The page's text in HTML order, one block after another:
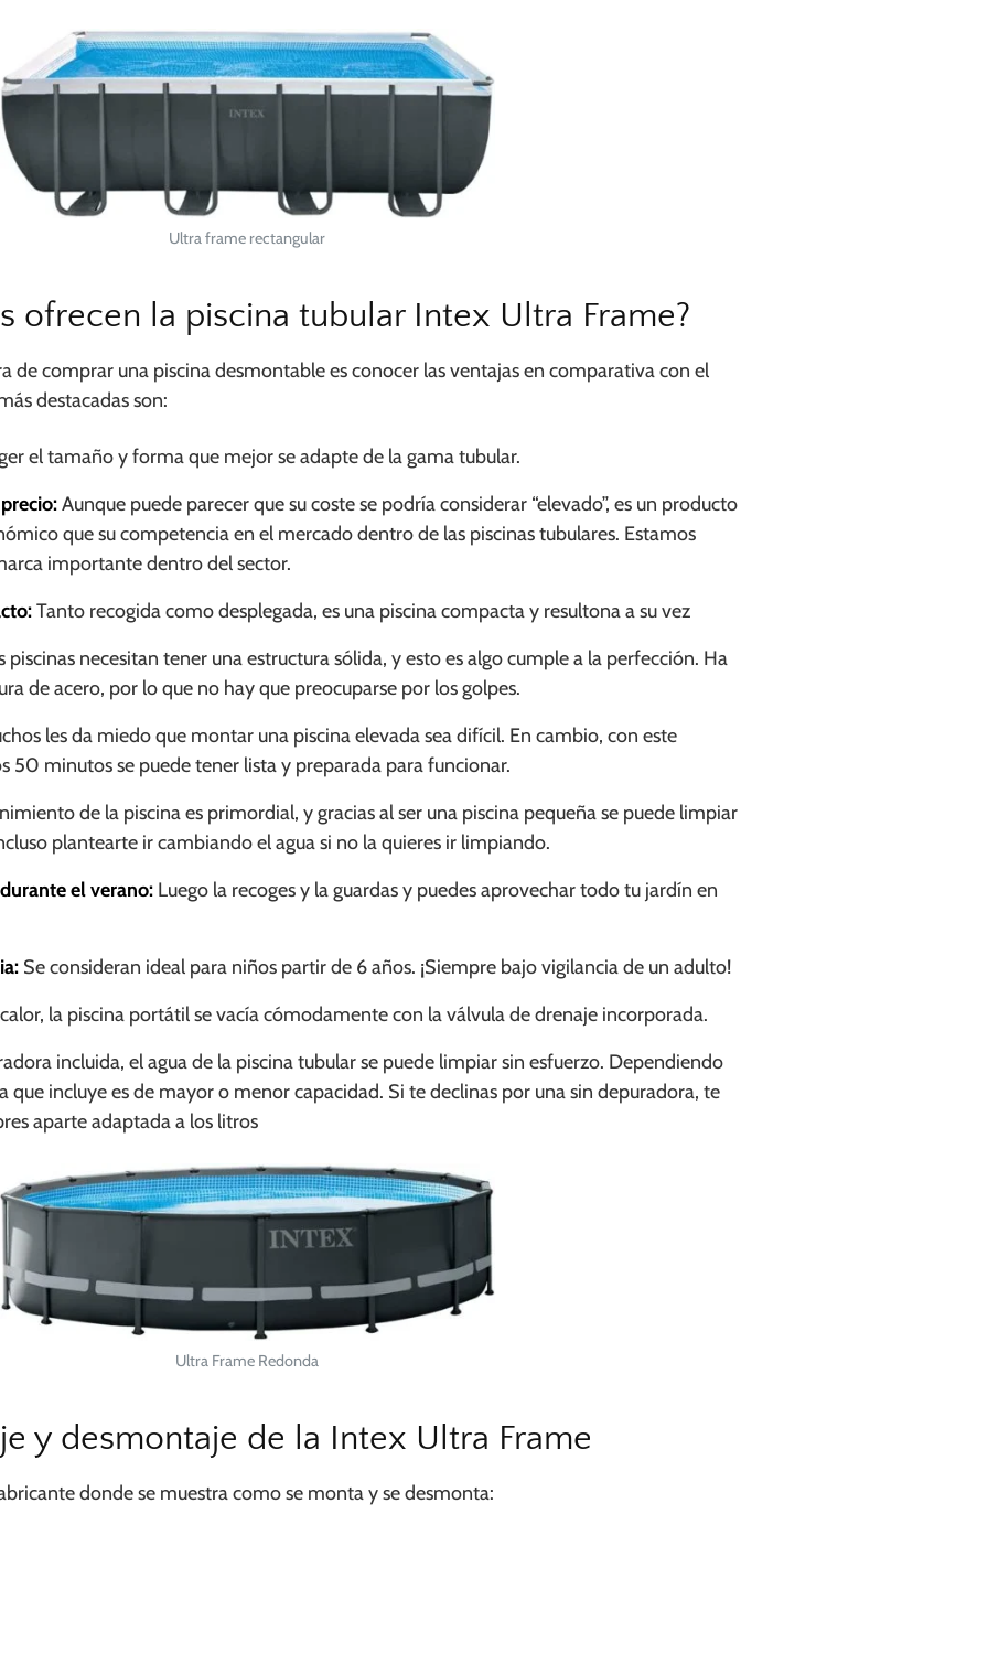
Ultra frame rectangular
ofrecen la piscina tubular Intex Ultra Frame?
de comprar una piscina desmontable es conocer las ventajas en comparativa con el
destacadas son:
el tamaño y forma que mejor se adapte de la gama tubular.
Aunque puede parecer que su coste se podría considerar “elevado”, es un producto
que su competencia en el mercado dentro de las piscinas tubulares. Estamos
importante dentro del sector.
Tanto recogida como desplegada, es una piscina compacta y resultona a su vez
piscinas necesitan tener una estructura sólida, y esto es algo cumple a la perfección. Ha
de acero, por lo que no hay que preocuparse por los golpes.
les da miedo que montar una piscina elevada sea difícil. En cambio, con este
50 minutos se puede tener lista y preparada para funcionar.
de la piscina es primordial, y gracias al ser una piscina pequeña se puede limpiar
plantearte ir cambiando el agua si no la quieres ir limpiando.
el verano: Luego la recoges y la guardas y puedes aprovechar todo tu jardín en
Se consideran ideal para niños partir de 6 años. ¡Siempre bajo vigilancia de un adulto!
calor, la piscina portátil se vacía cómodamente con la válvula de drenaje incorporada.
incluida, el agua de la piscina tubular se puede limpiar sin esfuerzo. Dependiendo
que incluye es de mayor o menor capacidad. Si te declinas por una sin depuradora, te
aparte adaptada a los litros
Ultra Frame Redonda
y desmontaje de la Intex Ultra Frame
donde se muestra como se monta y se desmonta: